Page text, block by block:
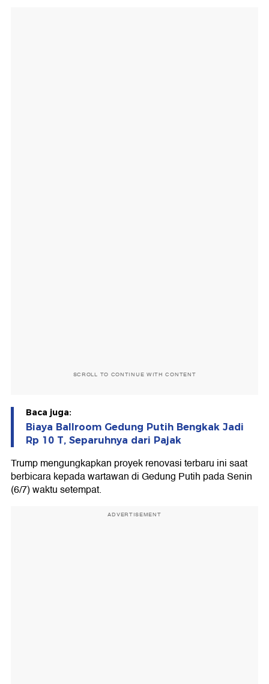
SCROLL TO CONTINUE WITH CONTENT
Baca juga:
Biaya Ballroom Gedung Putih Bengkak Jadi
Rp 10 T, Separuhnya dari Pajak
Trump mengungkapkan proyek renovasi terbaru ini saat
berbicara kepada wartawan di Gedung Putih pada Senin
(6/7) waktu setempat.
ADVERTISEMENT